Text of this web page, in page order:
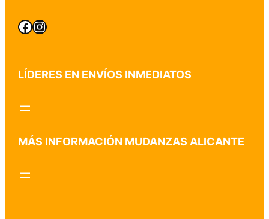
Mudanzas Alicante Facebook Mudanzas Alicante Instagram
LÍDERES EN ENVÍOS INMEDIATOS
MÁS INFORMACIÓN MUDANZAS ALICANTE